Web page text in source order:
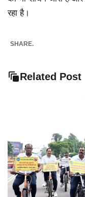
रहा है।
SHARE.
Related Post